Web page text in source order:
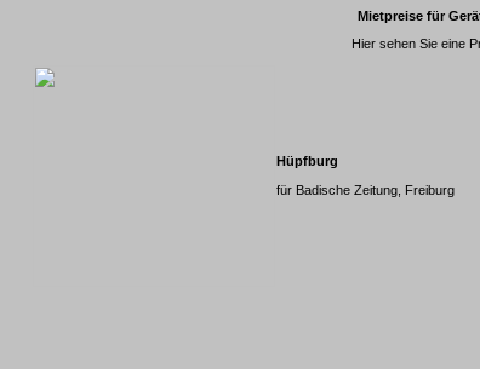
Mietpreise für
Hier sehen Sie eine
Hüpfburg
für Badische Zeitung, Freiburg